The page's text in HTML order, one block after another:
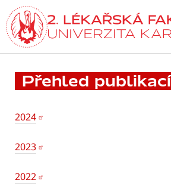
Přejít
k hlavnímu
obsahu
Přehled publikací
2024
2023
2022